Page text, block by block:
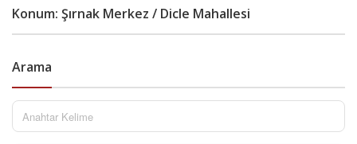
Konum: Şırnak Merkez / Dicle Mahallesi
Arama